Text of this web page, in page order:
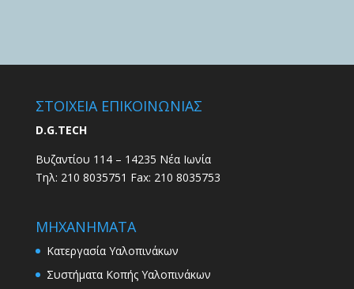
ΣΤΟΙΧΕΙΑ ΕΠΙΚΟΙΝΩΝΙΑΣ
D.G.TECH
Βυζαντίου 114 – 14235 Νέα Ιωνία
Τηλ: 210 8035751 Fax: 210 8035753
ΜΗΧΑΝΗΜΑΤΑ
Κατεργασία Υαλοπινάκων
Συστήματα Κοπής Υαλοπινάκων